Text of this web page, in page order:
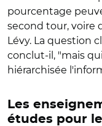
pourcentage
second tour, voire
Lévy. La question
conclut-il, "mais
hiérarchisée
Les
études pour